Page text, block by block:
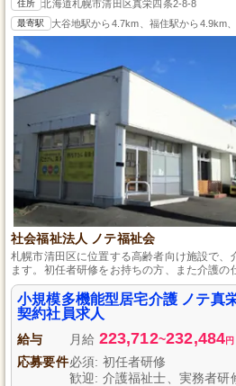
住所 北海道札幌市清田区真栄四条2-8-8
最寄駅 大谷地駅から4.7km、福住駅から4.9km
社会福祉法人 ノテ福祉会
札幌市清田区に位置する高齢者向け施設で、
ます。初任者研修をお持ちの方、また介護の
す。社員登用制度があり、キャリアアップ
場も完備しており、マイカー通勤にも便利
探しの方に最適です。
小規模多機能型居宅介護 ノテ真
契約社員求人
給与 月給 223,712~232,484円
応募要件必須: 初任者研修
歓迎: 介護福祉士、実務者研